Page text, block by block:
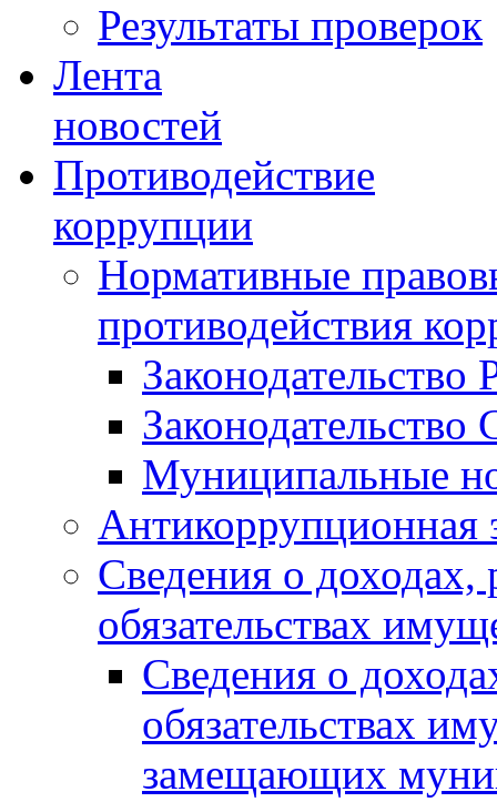
Результаты проверок
Лента
новостей
Противодействие
коррупции
Нормативные
противодействия
Законодательство
Муниципальные
Антикоррупционная
Сведения о доходах,
обязательствах
Сведения о
обязательствах
замещающих